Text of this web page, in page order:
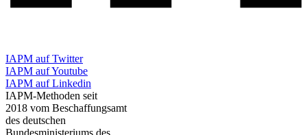
IAPM auf Twitter
IAPM auf Youtube
IAPM auf Linkedin
IAPM-Methoden seit
2018 vom Beschaffungsamt
des deutschen
Bundesministeriums des